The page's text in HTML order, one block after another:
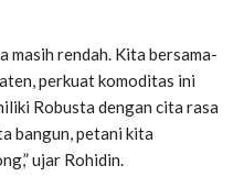
masih rendah. Kita bersama-
perkuat komoditas ini
Robusta dengan cita rasa
bangun, petani kita
ujar Rohidin.